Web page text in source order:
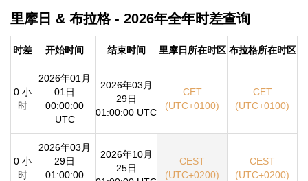
里摩日 & 布拉格 - 2026年全年时差查询
时差 开始时间 结束时间 里摩日所在时区 布拉格所在时区
0 小
时
2026年01月
01日
00:00:00
UTC
2026年03月
29日
01:00:00 UTC
CET
(UTC+0100)
CET
(UTC+0100)
0 小
时
2026年03月
29日
01:00:00
2026年10月
25日
CEST
(UTC+0200)
CEST
(UTC+0200)